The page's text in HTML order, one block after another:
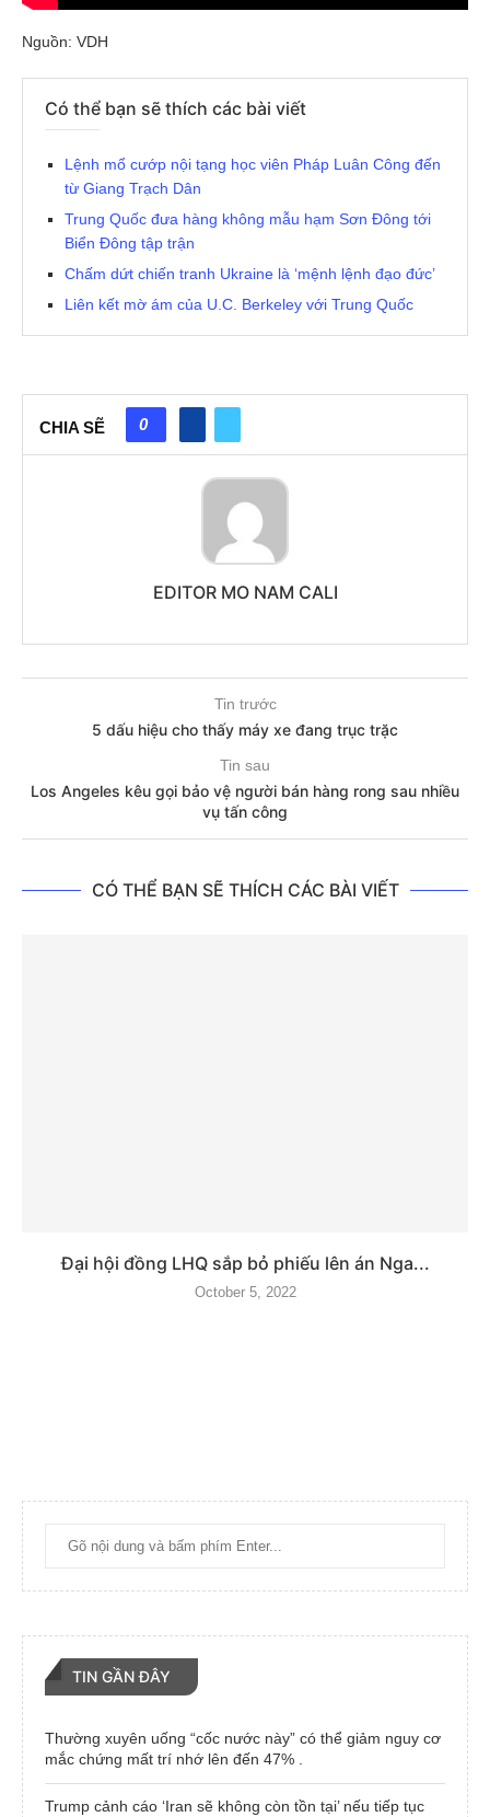
Nguồn: VDH
Có thể bạn sẽ thích các bài viết
Lệnh mổ cướp nội tạng học viên Pháp Luân Công đến
từ Giang Trạch Dân
Trung Quốc đưa hàng không mẫu hạm Sơn Đông tới
Biển Đông tập trận
Chấm dứt chiến tranh Ukraine là ‘mệnh lệnh đạo đức’
Liên kết mờ ám của U.C. Berkeley với Trung Quốc
CHIA SẼ 0
EDITOR MO NAM CALI
Tin trước
5 dấu hiệu cho thấy máy xe đang trục trặc
Tin sau
Los Angeles kêu gọi bảo vệ người bán hàng rong sau nhiều
vụ tấn công
CÓ THỂ BẠN SẼ THÍCH CÁC BÀI VIẾT
Đại hội đồng LHQ sắp bỏ phiếu lên án Nga...
October 5, 2022
TIN GẦN ĐÂY
Thường xuyên uống “cốc nước này” có thể giảm nguy cơ
mắc chứng mất trí nhớ lên đến 47% .
Trump cảnh cáo ‘Iran sẽ không còn tồn tại’ nếu tiếp tục